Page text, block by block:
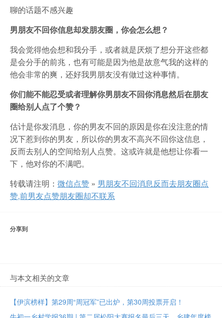
聊的话题不感兴趣
男朋友不回你信息却发朋友圈，你会怎么想？
我会觉得他会想和我分手，或者就是厌烦了想分开这些都
是会分手的前兆，也有可能是因为他是故意气我的这样的
他会非常的爽，还好我男朋友没有做过这种事情。
你们能不能忍受或者理解你男朋友不回你消息然后在朋友
圈给别人点了个赞？
估计是你发消息，你的男友不回的原因是你在没注意的情
况下惹到你的男友，所以你的男友不高兴不回你这信息，
反而去别人的空间给别人点赞。这或许就是他想让你看一
下，他对你的不满吧。
转载请注明： 微信点赞 » 男朋友不回消息反而去朋友圈点
赞,前男友点赞朋友圈却不联系
分享到
与本文相关的文章
【伊滨榜样】第29周“周冠军”已出炉，第30周投票开启！